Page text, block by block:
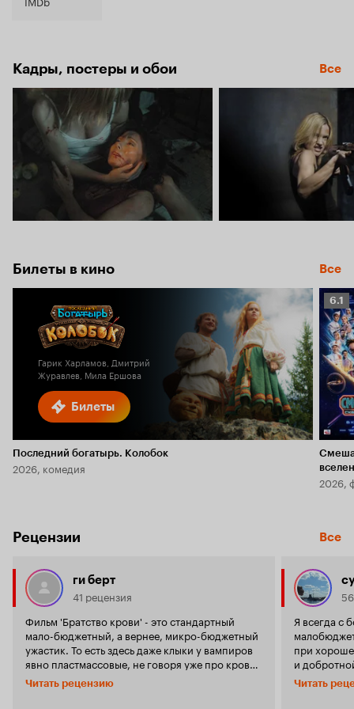
Кадры, постеры и обои Все
Билеты в кино Все
Билеты
Гарик Харламов, Дмитрий
Журавлев, Мила Ершова
Последний богатырь. Колобок
2026, комедия
6.1
6.1
2026,
Рецензии Все
ги берт
41 рецензия
Фильм 'Братство крови' - это стандартный
мало-бюджетный, а вернее, микро-бюджетный
ужастик. То есть здесь даже клыки у вампиров
явно пластмассовые, не говоря уже про кровь,
оружие и другие атрибуты жанра. Действие
фильма постоянно скачет по разным
Читать рецензию
Я всегда с
при
и
'Нападение
'Музыкант'
Читать